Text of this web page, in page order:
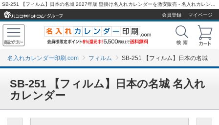
会員登録
マイページ
名入れカレンダー印刷.com フィルム SB-251 【フィルム】日本の名城
SB-251 【フィルム】日本の名城 名入れ
カレンダー